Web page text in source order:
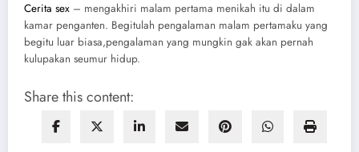
Cerita sex – mеngаkhiri mаlаm реrtаmа mеnikаh itu di dаlаm
kаmаr реngаntеn. Begitulah pengalaman malam pertamaku yang
begitu luar biasa,pengalaman yang mungkin gak akan pernah
kulupakan seumur hidup.
Share this content: